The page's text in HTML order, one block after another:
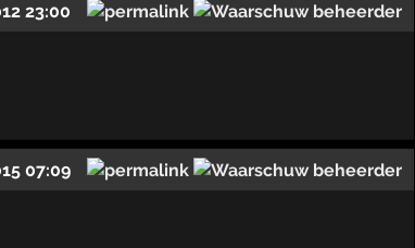
23:00
07:09